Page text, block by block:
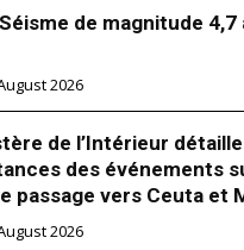
de magnitude 4,7
2026
de l’Intérieur
des événements
passage vers Ceuta et
2026